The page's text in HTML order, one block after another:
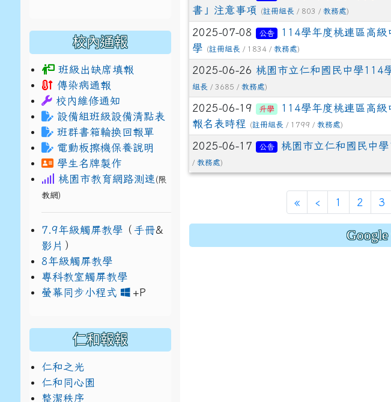
書」注意事項
(註冊組長 / 803 / 教務處)
2025-07-08 公告
114學年度桃連區高級
學
(註冊組長 / 1834 / 教務處)
2025-06-26 桃園市立仁和國民中學114
組長 / 3685 / 教務處)
2025-06-19 升學
114學年度桃連區高級
報名表時程
(註冊組長 / 1799 / 教務處)
2025-06-17 公告 桃園市立仁和國民中
/ 教務處)
« ‹ 1 2 3
校內通報
班級出缺席填報
傳染病通報
校內維修通知
設備組班級設備清點表
班群書箱輪換回報單
電動板擦機保養說明
學生名牌製作
桃園市教育網路測速 (限
教網)
7.9年級觸屏教學 （ 手冊&
影片 ）
8年級觸屏教學
專科教室觸屏教學
螢幕同步小程式
+Plink to https://www.jhjhs.tyc.edu.tw/uploads/
link to https://drive.google.com/file/d/
仁和報報
仁和之光
仁和同心園
整潔秩序